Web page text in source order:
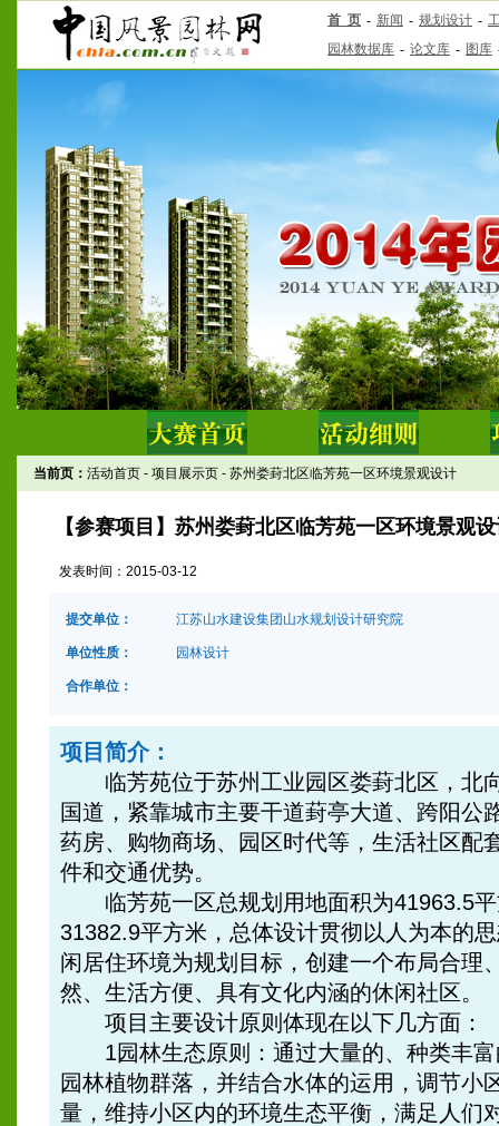
当前页： 活动首页 - 项目展示页 - 苏州娄葑北区临芳苑一区环境景观设计
【参赛项目】苏州娄葑北区临芳苑一区环境景观
发表时间： 2015-03-12
提交单位： 江苏山水建设集团山水规划设计研究院
单位性质： 园林设计
合作单位：
项目简介：
临芳苑位于苏州工业园区娄葑北区，北
国道，紧靠城市主要干道葑亭大道、跨阳公
药房、购物商场、园区时代等，生活社区配
件和交通优势。
临芳苑一区总规划用地面积为41963.5平
31382.9平方米，总体设计贯彻以人为本的
闲居住环境为规划目标，创建一个布局合理
然、生活方便、具有文化内涵的休闲社区。
项目主要设计原则体现在以下几方面：
1园林生态原则：通过大量的、种类丰富
园林植物群落，并结合水体的运用，调节小
量，维持小区内的环境生态平衡，满足人们